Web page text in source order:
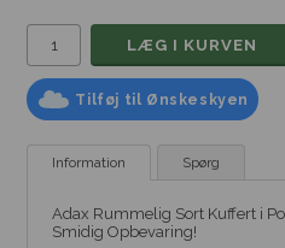
Tilføj til Ønskeskyen
Information Spørg
Adax Rummelig Sort Kuffert i
Smidig Opbevaring!